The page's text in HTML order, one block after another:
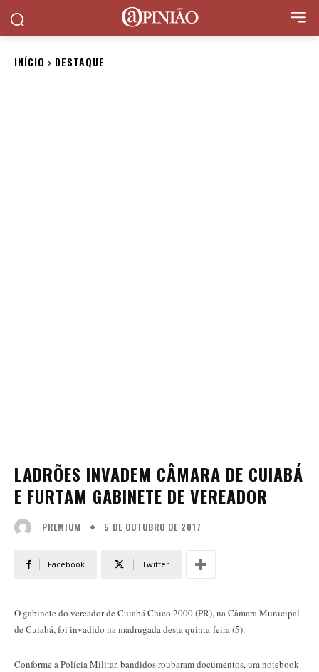
INÍCIO DESTAQUE
LADRÕES INVADEM CÂMARA DE CUIABÁ
E FURTAM GABINETE DE VEREADOR
PREMIUM 5 DE OUTUBRO DE 2017
Facebook Twitter
O gabinete do vereador de Cuiabá Chico 2000 (PR), na Câmara Municipal
de Cuiabá, foi invadido na madrugada desta quinta-feira (5).
Conforme a Polícia Militar, bandidos roubaram documentos, um notebook